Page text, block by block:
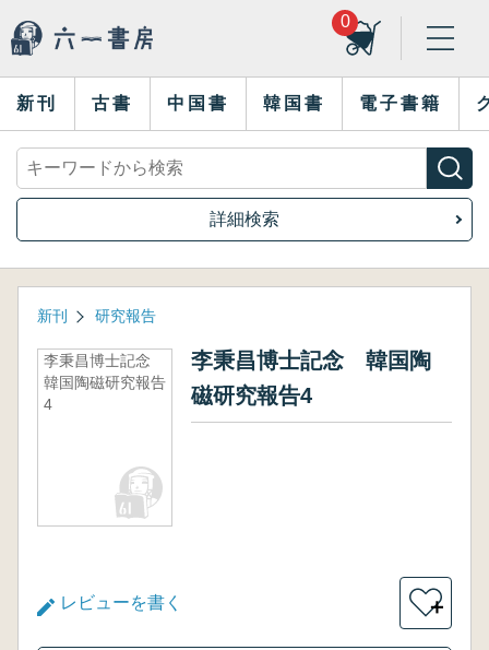
0
新刊 古書 中国書 韓国書 電子書籍
詳細検索
新刊 研究報告
李秉昌博士記念
韓国陶磁研究報告
4
李秉昌博士記念 韓国陶
磁研究報告4
レビューを書く ＋